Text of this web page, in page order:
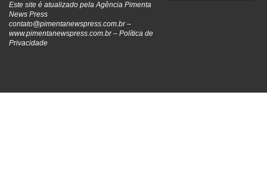
Este site é atualizado pela Agência Pimenta
News Press
contato@pimentanewspress.com.br–
www.pimentanewspress.com.br – Política de
Privacidade